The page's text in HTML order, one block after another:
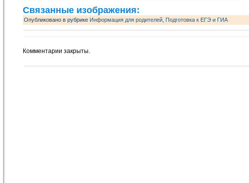
Связанные изображения:
Опубликовано в рубрике Информация для родителей Подготовка к ЕГЭ и ГИА
Комментарии закрыты.